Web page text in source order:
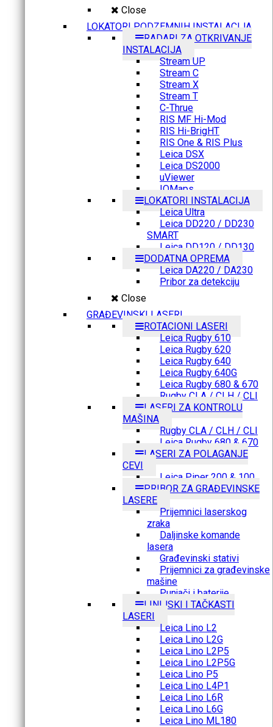
Close
LOKATORI PODZEMNIH INSTALACIJA
RADARI ZA OTKRIVANJE
INSTALACIJA
Stream UP
Stream C
Stream X
Stream T
C-Thrue
RIS MF Hi-Mod
RIS Hi-BrigHT
RIS One & RIS Plus
Leica DSX
Leica DS2000
uViewer
IQMaps
LOKATORI INSTALACIJA
Leica Ultra
Leica DD220 / DD230
SMART
Leica DD120 / DD130
DODATNA OPREMA
Leica DA220 / DA230
Pribor za detekciju
Close
GRAĐEVINSKI LASERI
ROTACIONI LASERI
Leica Rugby 610
Leica Rugby 620
Leica Rugby 640
Leica Rugby 640G
Leica Rugby 680 & 670
Rugby CLA / CLH / CLI
LASERI ZA KONTROLU
MAŠINA
Rugby CLA / CLH / CLI
Leica Rugby 680 & 670
LASERI ZA POLAGANJE
CEVI
Leica Piper 200 & 100
PRIBOR ZA GRAĐEVINSKE
LASERE
Prijemnici laserskog
zraka
Daljinske komande
lasera
Građevinski stativi
Prijemnici za građevinske
mašine
Punjači i baterije
LINIJSKI I TAČKASTI
LASERI
Leica Lino L2
Leica Lino L2G
Leica Lino L2P5
Leica Lino L2P5G
Leica Lino P5
Leica Lino L4P1
Leica Lino L6R
Leica Lino L6G
Leica Lino ML180